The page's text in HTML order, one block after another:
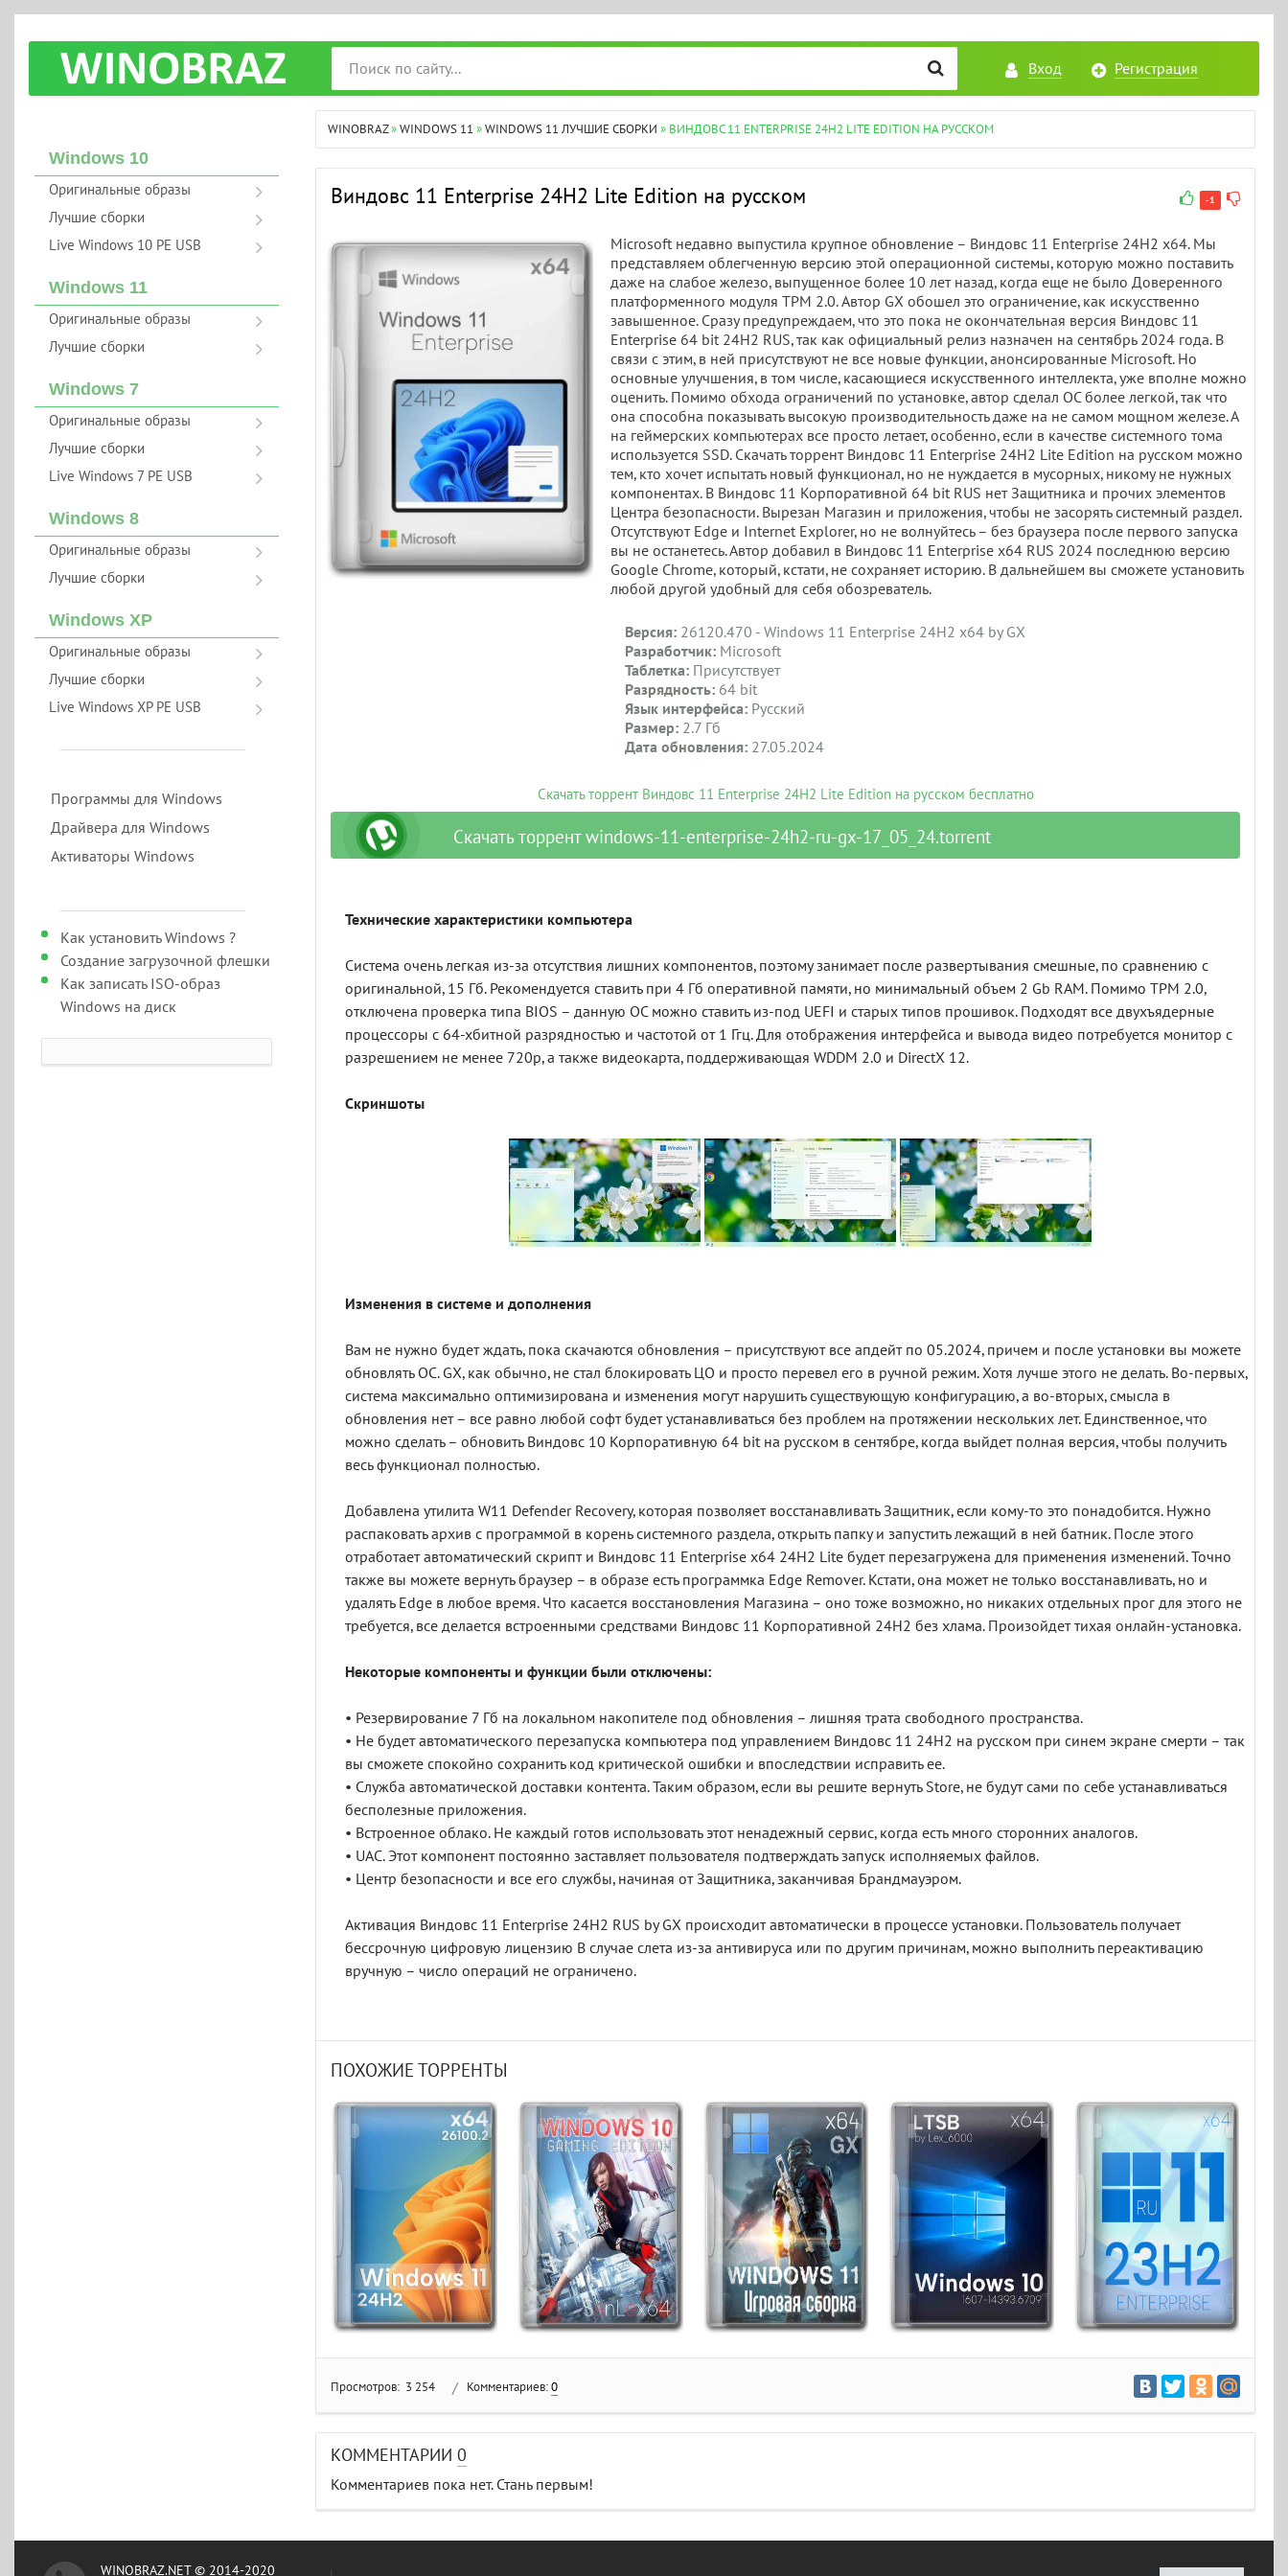
Вход Регистрация
WINOBRAZ»WINDOWS 11 »WINDOWS 11 ЛУЧШИЕ СБОРКИ » ВИНДОВС 11 ENTERPRISE 24H2 LITE EDITION НА РУССКОМ
Виндовс 11 Enterprise 24H2 Lite Edition на русском -1
Microsoft недавно выпустила крупное обновление – Виндовс 11 Enterprise 24H2 x64. Мы
представляем облегченную версию этой операционной системы, которую можно поставить
даже на слабое железо, выпущенное более 10 лет назад, когда еще не было Доверенного
платформенного модуля TPM 2.0. Автор GX обошел это ограничение, как искусственно
завышенное. Сразу предупреждаем, что это пока не окончательная версия Виндовс 11
Enterprise 64 bit 24H2 RUS, так как официальный релиз назначен на сентябрь 2024 года. В
связи с этим, в ней присутствуют не все новые функции, анонсированные Microsoft. Но
основные улучшения, в том числе, касающиеся искусственного интеллекта, уже вполне можно
оценить. Помимо обхода ограничений по установке, автор сделал ОС более легкой, так что
она способна показывать высокую производительность даже на не самом мощном железе. А
на геймерских компьютерах все просто летает, особенно, если в качестве системного тома
используется SSD. Скачать торрент Виндовс 11 Enterprise 24H2 Lite Edition на русском можно
тем, кто хочет испытать новый функционал, но не нуждается в мусорных, никому не нужных
компонентах. В Виндовс 11 Корпоративной 64 bit RUS нет Защитника и прочих элементов
Центра безопасности. Вырезан Магазин и приложения, чтобы не засорять системный раздел.
Отсутствуют Edge и Internet Explorer, но не волнуйтесь – без браузера после первого запуска
вы не останетесь. Автор добавил в Виндовс 11 Enterprise x64 RUS 2024 последнюю версию
Google Chrome, который, кстати, не сохраняет историю. В дальнейшем вы сможете установить
любой другой удобный для себя обозреватель.
Версия: 26120.470 - Windows 11 Enterprise 24H2 x64 by GX (Update May 2024)
Разработчик: Microsoft
Таблетка: Присутствует
Разрядность: 64 bit
Язык интерфейса: Русский
Размер: 2.7 Гб
Дата обновления: 27.05.2024
Скачать торрент Виндовс 11 Enterprise 24H2 Lite Edition на русском бесплатно
Скачатьторрентwindows-11-enterprise-24h2-ru-gx-17_05_24.torrent
Технические характеристики компьютера
Система очень легкая из-за отсутствия лишних компонентов, поэтому занимает после развертывания смешные, по сравнению с
оригинальной, 15 Гб. Рекомендуется ставить при 4 Гб оперативной памяти, но минимальный объем 2 Gb RAM. Помимо TPM 2.0,
отключена проверка типа BIOS – данную ОС можно ставить из-под UEFI и старых типов прошивок. Подходят все двухъядерные
процессоры с 64-хбитной разрядностью и частотой от 1 Ггц. Для отображения интерфейса и вывода видео потребуется монитор с
разрешением не менее 720p, а также видеокарта, поддерживающая WDDM 2.0 и DirectX 12.
Скриншоты
Изменения в системе и дополнения
Вам не нужно будет ждать, пока скачаются обновления – присутствуют все апдейт по 05.2024, причем и после установки вы можете
обновлять ОС. GX, как обычно, не стал блокировать ЦО и просто перевел его в ручной режим. Хотя лучше этого не делать. Во-первых,
система максимально оптимизирована и изменения могут нарушить существующую конфигурацию, а во-вторых, смысла в
обновления нет – все равно любой софт будет устанавливаться без проблем на протяжении нескольких лет. Единственное, что
можно сделать – обновить Виндовс 10 Корпоративную 64 bit на русском в сентябре, когда выйдет полная версия, чтобы получить
весь функционал полностью.
Добавлена утилита W11 Defender Recovery, которая позволяет восстанавливать Защитник, если кому-то это понадобится. Нужно
распаковать архив с программой в корень системного раздела, открыть папку и запустить лежащий в ней батник. После этого
отработает автоматический скрипт и Виндовс 11 Enterprise x64 24H2 Lite будет перезагружена для применения изменений. Точно
также вы можете вернуть браузер – в образе есть программка Edge Remover. Кстати, она может не только восстанавливать, но и
удалять Edge в любое время. Что касается восстановления Магазина – оно тоже возможно, но никаких отдельных прог для этого не
требуется, все делается встроенными средствами Виндовс 11 Корпоративной 24H2 без хлама. Произойдет тихая онлайн-установка.
Некоторые компоненты и функции были отключены:
• Резервирование 7 Гб на локальном накопителе под обновления – лишняя трата свободного пространства.
• Не будет автоматического перезапуска компьютера под управлением Виндовс 11 24H2 на русском при синем экране смерти – так
вы сможете спокойно сохранить код критической ошибки и впоследствии исправить ее.
• Служба автоматической доставки контента. Таким образом, если вы решите вернуть Store, не будут сами по себе устанавливаться
бесполезные приложения.
• Встроенное облако. Не каждый готов использовать этот ненадежный сервис, когда есть много сторонних аналогов.
• UAC. Этот компонент постоянно заставляет пользователя подтверждать запуск исполняемых файлов.
• Центр безопасности и все его службы, начиная от Защитника, заканчивая Брандмауэром.
Активация Виндовс 11 Enterprise 24H2 RUS by GX происходит автоматически в процессе установки. Пользователь получает
бессрочную цифровую лицензию В случае слета из-за антивируса или по другим причинам, можно выполнить переактивацию
вручную – число операций не ограничено.
ПОХОЖИЕ ТОРРЕНТЫ
Просмотров: 3 254 / Комментариев:0
КОММЕНТАРИИ0
Комментариев пока нет. Стань первым!
Windows 10
Оригинальные образы
Лучшие сборки
Live Windows 10 PE USB
Windows 11
Оригинальные образы
Лучшие сборки
Windows 7
Оригинальные образы
Лучшие сборки
Live Windows 7 PE USB
Windows 8
Оригинальные образы
Лучшие сборки
Windows XP
Оригинальные образы
Лучшие сборки
Live Windows XP PE USB
Программы для Windows
Драйвера для Windows
Активаторы Windows
Как установить Windows ?
Создание загрузочной флешки
Как записать ISO-образ
Windows на диск
WINOBRAZ.NET © 2014-2020